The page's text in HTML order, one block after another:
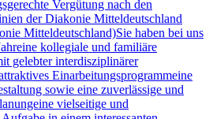
Vergütung nach den
der Diakonie Mitteldeutschland
Mitteldeutschland)Sie haben bei uns
kollegiale und familiäre
gelebter interdisziplinärer
Einarbeitungsprogrammeine
sowie eine zuverlässige und
vielseitige und